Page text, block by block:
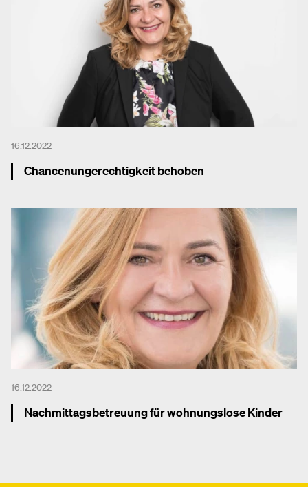
16.12.2022
Chancenungerechtigkeit behoben
16.12.2022
Nachmittagsbetreuung für wohnungslose Kinder